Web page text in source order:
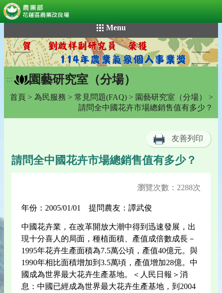
到
主
要
內
容
Menu
::: 園藝研究室（分場）
首頁 > 為民服務 > 常見問題(FAQ) > 園藝研究室（分場）
>
請問全中國花卉市場總銷售值有多少？
友善列印
請問全中國花卉市場總銷售值有多少？
瀏覽次數：2288次
年份：2005/01/01 提問農友：譚武俊
中國花卉業，在改革開放大潮中得到迅速發展，出
現十分喜人的局面，種植面積、產值成倍數成長－
1995年花卉生產面積為7.5萬公頃，產值40億元。與
1990年相比面積增加到3.5萬頃，產值增加28億。中
國成為世界最大花卉生產基地。＜人民日報＞消
息：中國已經成為世界最大花卉生產基地，到2004